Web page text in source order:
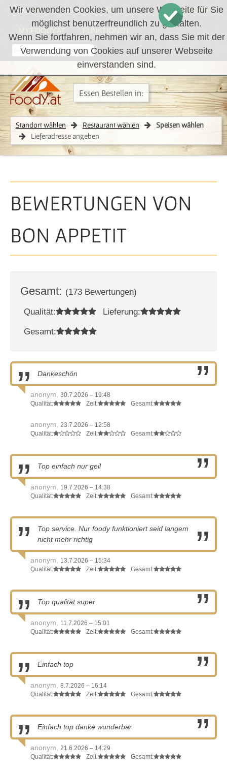
Wir verwenden Cookies, um unsere Webseite für Sie
möglichst benutzerfreundlich zu gestalten.
Wenn Sie fortfahren, nehmen wir an, dass Sie mit der
Verwendung von Cookies auf unserer Webseite
einverstanden sind.
LOGIN REGISTRIEREN WARENKORB
MY.FOODY.AT FUNKTIONEN
RÜCKRUF
Standort wählen Restaurant wählen
Speisen wählen
Lieferadresse angeben
Essen Bestellen in:
BEWERTUNGEN VON
BON APPETIT
Gesamt: (173 Bewertungen)
Qualität: Lieferung:
Gesamt:
Dankeschön
anonym, 30.7.2026 – 19:48
Qualität:
Zeit: Gesamt:
anonym,
23.7.2026 – 12:58
Qualität:
Zeit: Gesamt:
Top einfach nur geil
anonym,
19.7.2026 – 14:38
Qualität:
Zeit: Gesamt:
Top service. Nur foody funktioniert seid langem
nicht mehr richtig
anonym,
13.7.2026 – 15:34
Qualität:
Zeit: Gesamt:
Top qualität super
anonym,
11.7.2026 – 15:01
Qualität:
Zeit: Gesamt:
Einfach top
anonym, 8.7.2026 – 16:14
Qualität:
Zeit: Gesamt:
Einfach top danke wunderbar
anonym,
21.6.2026 – 14:29
Qualität:
Zeit: Gesamt: